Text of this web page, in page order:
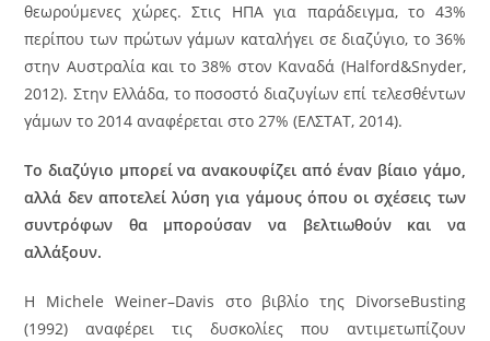
θεωρούμενες χώρες. Στις ΗΠΑ για παράδειγμα, το 43%
περίπου των πρώτων γάμων καταλήγει σε διαζύγιο, το 36%
στην Αυστραλία και το 38% στον Καναδά (Halford&Snyder,
2012). Στην Ελλάδα, το ποσοστό διαζυγίων επί τελεσθέντων
γάμων το 2014 αναφέρεται στο 27% (ΕΛΣΤΑΤ, 2014).
Το διαζύγιο μπορεί να ανακουφίζει από έναν βίαιο γάμο,
αλλά δεν αποτελεί λύση για γάμους όπου οι σχέσεις των
συντρόφων θα μπορούσαν να βελτιωθούν και να
αλλάξουν.
Η Michele Weiner–Davis στο βιβλίο της DivorseBusting
(1992) αναφέρει τις δυσκολίες που αντιμετωπίζουν